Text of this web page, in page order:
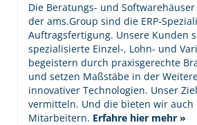
Die Beratungs- und Softwarehäuser
der ams.Group sind die ERP-
Auftragsfertigung. Unsere Kunden
spezialisierte Einzel-, Lohn- und
begeistern durch praxisgerechte
und setzen Maßstäbe in der
innovativer Technologien. Unser
vermitteln. Und die bieten wir auch
Mitarbeitern. Erfahre hier mehr »